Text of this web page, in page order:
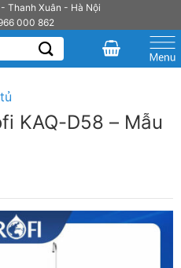
Thanh Xuân - Hà Nội
000 862
KAQ-D58 – Mẫu